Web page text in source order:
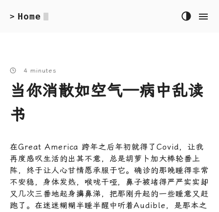
> Home
4 minutes
当你消散如空气—病中乱读
书
在Great America 跨年之后年初就得了Covid，让我
再度感叹生活的出其不意，总是胡萝卜加大棒轮番上
阵，终于让人心甘情愿承服于它。确诊的那晚睡得非常
不安稳，身体发热，喉咙干哑，鼻子被堵得严严实实却
又几次三番地起身擤鼻涕，把那刚升起的一些睡意又赶
跑了。在迷迷糊糊半睡半醒中听着Audible，是那本之